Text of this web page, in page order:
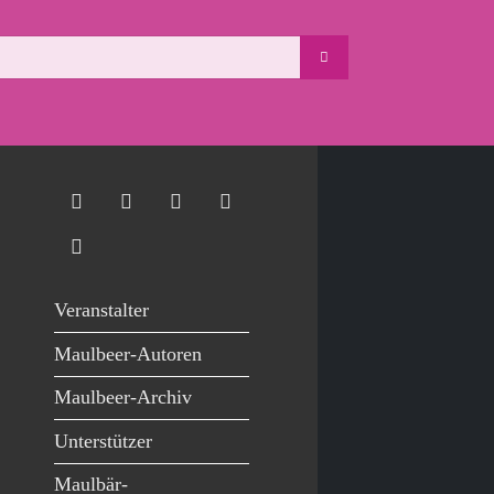
Veranstalter
Maulbeer-Autoren
Maulbeer-Archiv
Unterstützer
Maulbär-